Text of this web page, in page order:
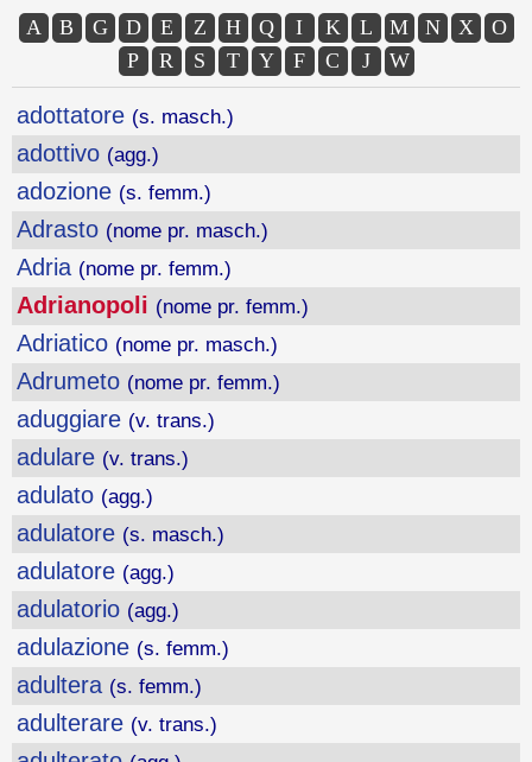
A B G D E Z H Q I K L M N X
O
P
R S T Y F C J W
adottatore (s. masch.)
adottivo (agg.)
adozione (s. femm.)
Adrasto (nome pr. masch.)
Adria (nome pr. femm.)
Adrianopoli (nome pr. femm.)
Adriatico (nome pr. masch.)
Adrumeto (nome pr. femm.)
aduggiare (v. trans.)
adulare (v. trans.)
adulato (agg.)
adulatore (s. masch.)
adulatore (agg.)
adulatorio (agg.)
adulazione (s. femm.)
adultera (s. femm.)
adulterare (v. trans.)